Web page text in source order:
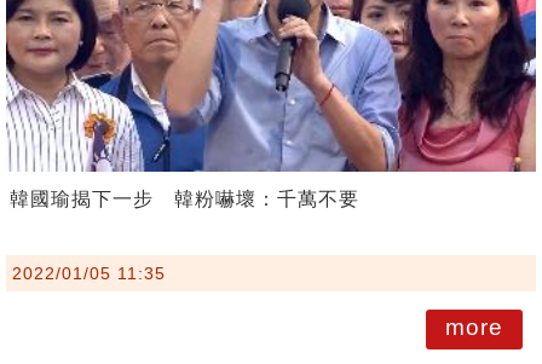
韓國瑜揭下一步 韓粉嚇壞：千萬不要
2022/01/05 11:35
more